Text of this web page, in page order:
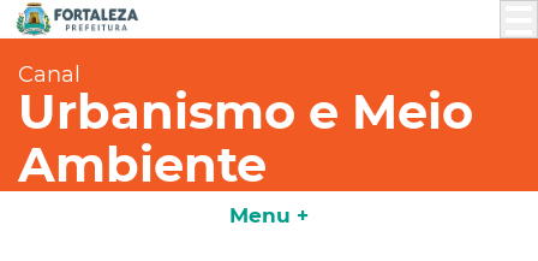
Canal
Urbanismo e Meio
Ambiente